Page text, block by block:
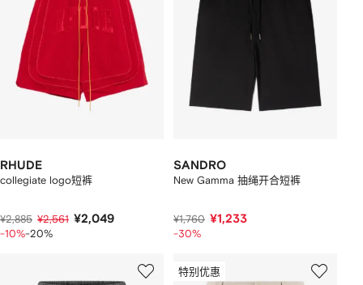
RHUDE
collegiate logo短裤
¥2,885 ¥2,561 ¥2,049
-10%-20%
SANDRO
New Gamma 抽绳开合短裤
¥1,760 ¥1,233
-30%
特别优惠